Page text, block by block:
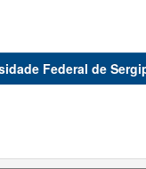
Federal de